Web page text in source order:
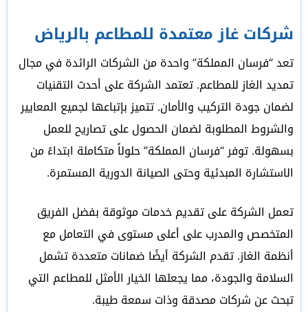
شركات غاز معتمدة للمطاعم بالرياض
تعد “فرسان المملكة” واحدة من الشركات الرائدة في مجال
تمديد الغاز للمطاعم. تعتمد الشركة على أحدث التقنيات
لضمان جودة التركيب والأمان. تتميز بإتباعها لجميع المعايير
والشروط المطلوبة لضمان الحصول على تصاريح للعمل
بسهولة. توفر “فرسان المملكة” حلولاً متكاملة ابتداءً من
الاستشارة المبدئية وحتى الصيانة الدورية المستمرة.
تعمل الشركة على تقديم خدمات موثوقة بفضل الفريق
المتخصص والمدرب على أعلى مستوى في التعامل مع
أنظمة الغاز. تقدم الشركة أيضًا ضمانات متعددة تشمل
السلامة والجودة، مما يجعلها الخيار الأمثل للمطاعم التي
تبحث عن شركات مصدقة وذات سمعة طيبة.